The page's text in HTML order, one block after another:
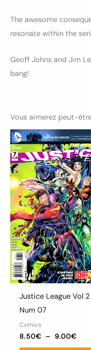
The awesome
resonate within the
Geoff Johns and Jim
bang!
Vous aimerez peut-
Justice League Vol 2
Num 07
Comics
8.50€ – 9.00€
de
prix
à